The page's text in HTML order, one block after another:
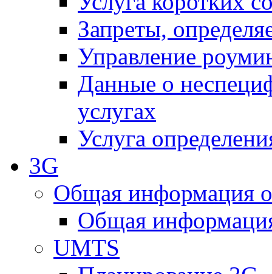
Запреты,
Управление
Данные о
услугах
Услуга
3G
Общая информация
Общая
UMTS